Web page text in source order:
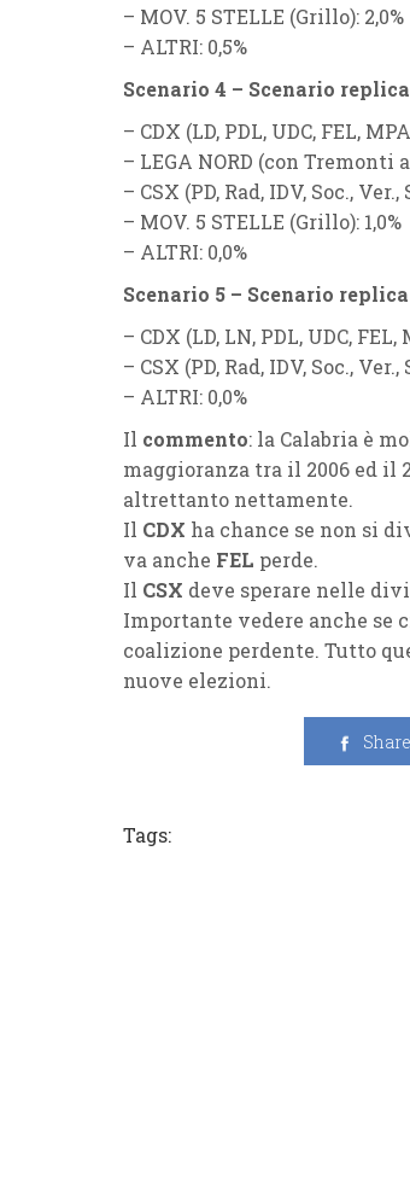
– MOV. 5 STELLE (Grillo): 2,0%
– ALTRI: 0,5%
Scenario 4 – Scenario
– CDX (LD, PDL, UDC, FEL,
– LEGA NORD (con Tremonti
– CSX (PD, Rad, IDV, Soc., Ver.,
– MOV. 5 STELLE (Grillo): 1,0%
– ALTRI: 0,0%
Scenario 5 – Scenario
– CDX (LD, LN, PDL, UDC, FEL,
– CSX (PD, Rad, IDV, Soc.,
– ALTRI: 0,0%
Il commento: la Calabria è
maggioranza tra il 2006 ed il
altrettanto nettamente.
Il CDX ha chance se non si
va anche FEL perde.
Il CSX deve sperare nelle
Importante vedere anche se
coalizione perdente. Tutto
nuove elezioni.
Share
Tags: